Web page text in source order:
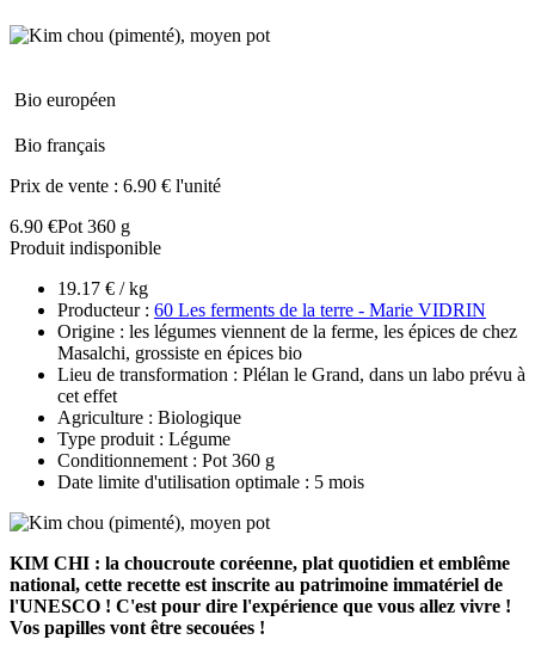
Bio européen
Bio français
Prix de vente : 6.90 € l'unité
6.90 €Pot 360 g
Produit indisponible
19.17 € / kg
Producteur : 60 Les ferments de la terre - Marie VIDRIN
Origine : les légumes viennent de la ferme, les épices de chez
Masalchi, grossiste en épices bio
Lieu de transformation : Plélan le Grand, dans un labo prévu à
cet effet
Agriculture : Biologique
Type produit : Légume
Conditionnement : Pot 360 g
Date limite d'utilisation optimale : 5 mois
KIM CHI : la choucroute coréenne, plat quotidien et emblême
national, cette recette est inscrite au patrimoine immatériel de
l'UNESCO ! C'est pour dire l'expérience que vous allez vivre !
Vos papilles vont être secouées !